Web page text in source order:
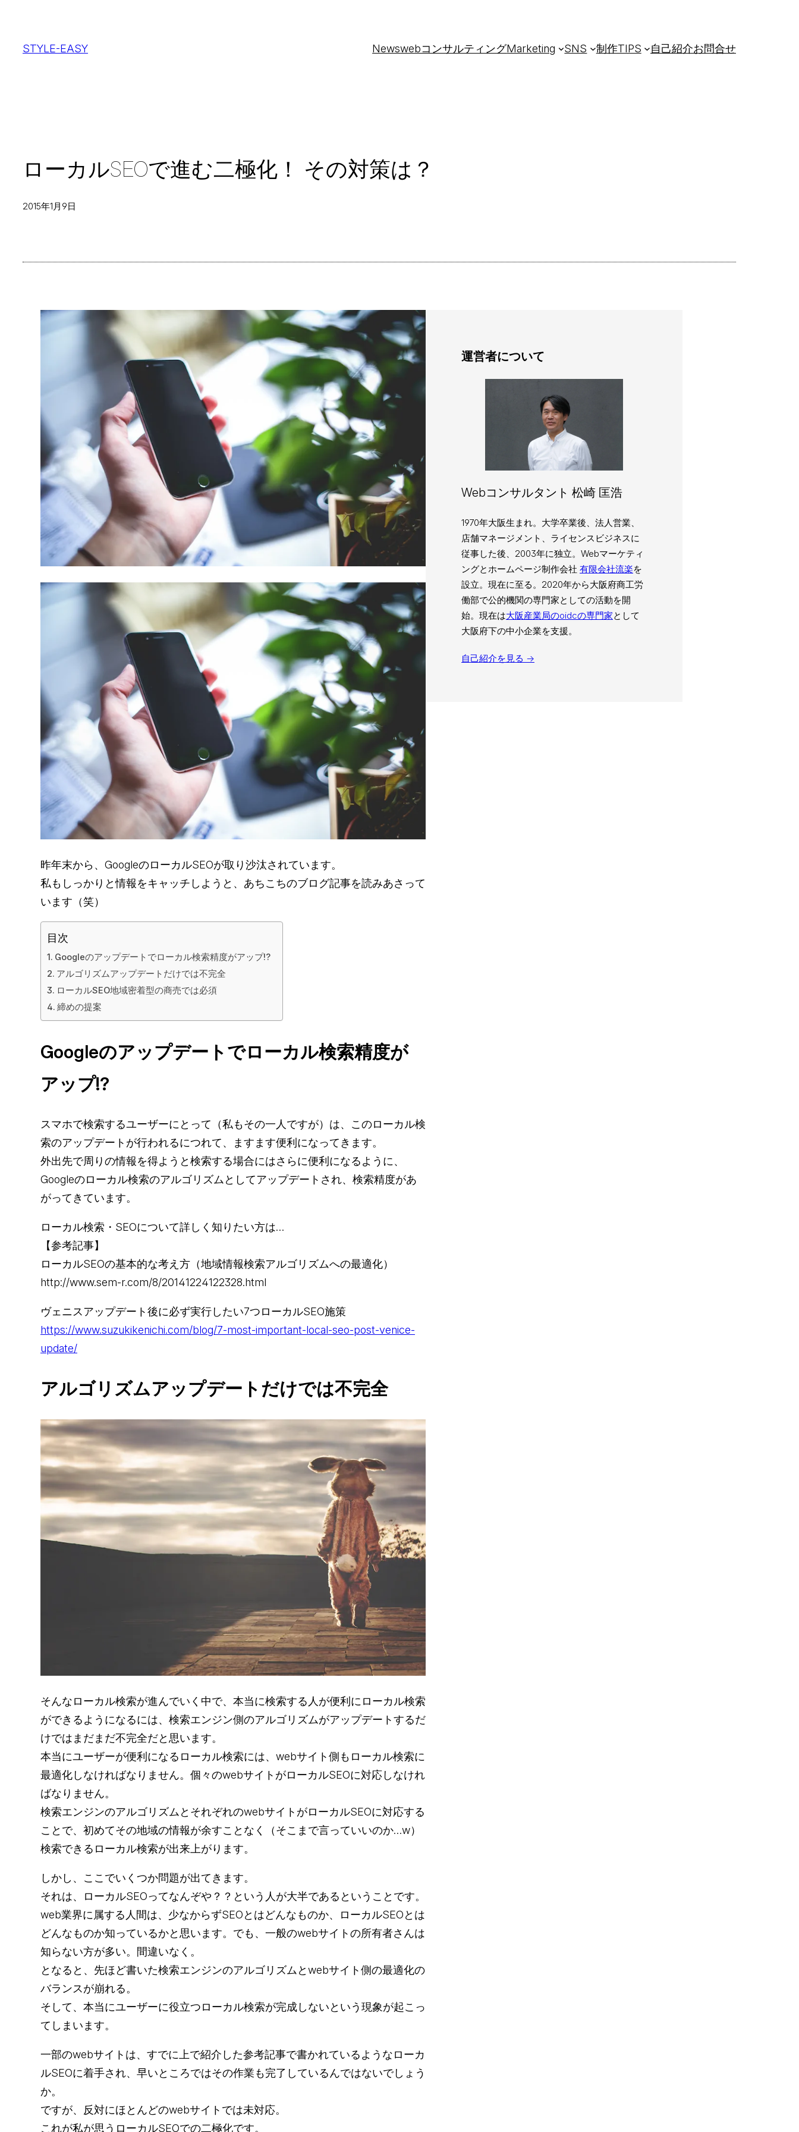
STYLE-EASY NewswebコンサルティングMarketing SNS 制作TIPS 自己紹介お問合せ
ローカルSEOで進む二極化！ その対策は？
2015年1月9日
昨年末から、GoogleのローカルSEOが取り沙汰されています。
私もしっかりと情報をキャッチしようと、あちこちのブログ記事を読みあさって
います（笑）
目次
Googleのアップデートでローカル検索精度がアップ!?
アルゴリズムアップデートだけでは不完全
ローカルSEO地域密着型の商売では必須
締めの提案
Googleのアップデートでローカル検索精度が
アップ!?
スマホで検索するユーザーにとって（私もその一人ですが）は、このローカル検
索のアップデートが行われるにつれて、ますます便利になってきます。
外出先で周りの情報を得ようと検索する場合にはさらに便利になるように、
Googleのローカル検索のアルゴリズムとしてアップデートされ、検索精度があ
がってきています。
ローカル検索・SEOについて詳しく知りたい方は…
【参考記事】
ローカルSEOの基本的な考え方（地域情報検索アルゴリズムへの最適化）
http://www.sem-r.com/8/20141224122328.html
ヴェニスアップデート後に必ず実行したい7つローカルSEO施策
https://www.suzukikenichi.com/blog/7-most-important-local-seo-post-venice-
update/
アルゴリズムアップデートだけでは不完全
そんなローカル検索が進んでいく中で、本当に検索する人が便利にローカル検索
ができるようになるには、検索エンジン側のアルゴリズムがアップデートするだ
けではまだまだ不完全だと思います。
本当にユーザーが便利になるローカル検索には、webサイト側もローカル検索に
最適化しなければなりません。個々のwebサイトがローカルSEOに対応しなけれ
ばなりません。
検索エンジンのアルゴリズムとそれぞれのwebサイトがローカルSEOに対応する
ことで、初めてその地域の情報が余すことなく（そこまで言っていいのか…w）
検索できるローカル検索が出来上がります。
しかし、ここでいくつか問題が出てきます。
それは、ローカルSEOってなんぞや？？という人が大半であるということです。
web業界に属する人間は、少なからずSEOとはどんなものか、ローカルSEOとは
どんなものか知っているかと思います。でも、一般のwebサイトの所有者さんは
知らない方が多い。間違いなく。
となると、先ほど書いた検索エンジンのアルゴリズムとwebサイト側の最適化の
バランスが崩れる。
そして、本当にユーザーに役立つローカル検索が完成しないという現象が起こっ
てしまいます。
一部のwebサイトは、すでに上で紹介した参考記事で書かれているようなローカ
ルSEOに着手され、早いところではその作業も完了しているんではないでしょう
か。
ですが、反対にほとんどのwebサイトでは未対応。
これが私が思うローカルSEOでの二極化です。
運営者について
Webコンサルタント 松崎 匡浩
1970年大阪生まれ。大学卒業後、法人営業、
店舗マネージメント、ライセンスビジネスに
従事した後、2003年に独立。Webマーケティ
ングとホームページ制作会社 有限会社流楽を
設立。現在に至る。2020年から大阪府商工労
働部で公的機関の専門家としての活動を開
始。現在は大阪産業局のoidcの専門家として
大阪府下の中小企業を支援。
自己紹介を見る →